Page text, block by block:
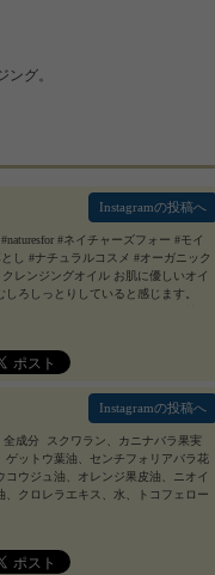
グ。
#ネイチャーズフォー #モイ
し #ナチュラルコスメ #オーガニック
クレンジングオイル お肌に優しいオイ
ろしっとりしていると感じます。
ュラル #naturesfor #ネイチャーズフ
メイク落とし #ナチュラルコスメ #オ
Instagramの投稿へ
成分 スクワラン、カニナバラ果実
ットウ葉油、センチフォリアバラ花
ウジュ油、オレンジ果皮油、ニオイ
クロレラエキス、水、トコフェロー
#neonatural_fan
Instagramの投稿へ